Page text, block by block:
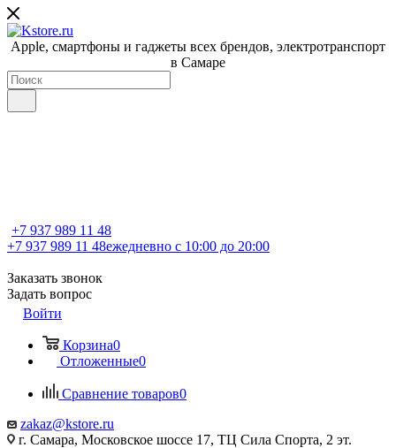
Apple, cмартфоны и гаджеты всех брендов, электротранспорт
в Самаре
+7 937 989 11 48
+7 937 989 11 48ежедневно с 10:00 до 20:00
Заказать звонок
Задать вопрос
Войти
Корзина0
Отложенные0
Сравнение товаров0
zakaz@kstore.ru
г. Самара, Московское шоссе 17, ТЦ Сила Спорта, 2 эт.